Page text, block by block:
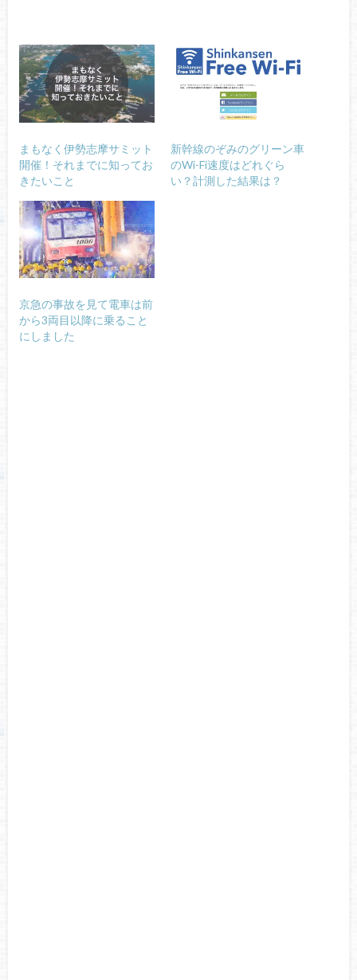
まもなく伊勢志摩サミット
開催！それまでに知ってお
きたいこと
新幹線のぞみのグリーン車
のWi-Fi速度はどれぐら
い？計測した結果は？
京急の事故を見て電車は前
から3両目以降に乗ること
にしました